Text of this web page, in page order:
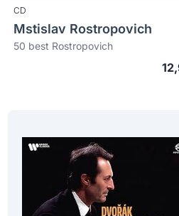
CD
Mstislav Rostropovich
50 best Rostropovich